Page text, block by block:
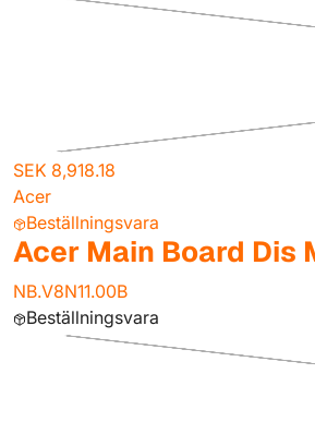
SEK 8,918.18
Acer
Beställningsvara
Acer Main Board Dis
NB.V8N11.00B
Beställningsvara